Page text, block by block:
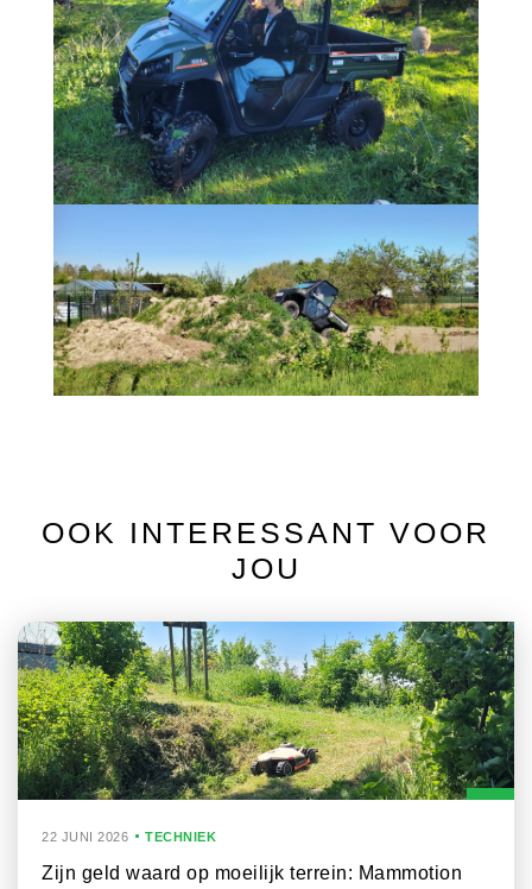
OOK INTERESSANT VOOR
JOU
22 JUNI 2026 TECHNIEK
Zijn geld waard op moeilijk terrein: Mammotion